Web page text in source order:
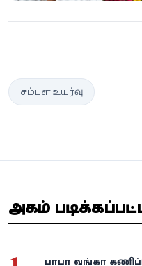
சம்பள உயர்வு
அதிகம்
பாபா வங்கா